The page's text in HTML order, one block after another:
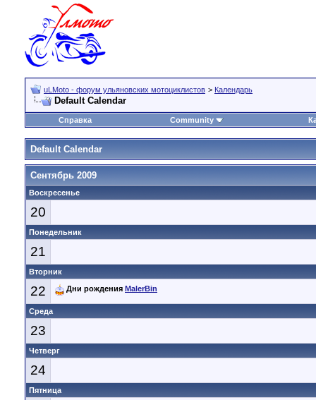
uLMoto - форум ульяновских мотоциклистов > Календарь
Default Calendar
Справка Community
Default Calendar
Сентябрь 2009
Воскресенье
20
Понедельник
21
Вторник
22 Дни рождения MalerBin
Среда
23
Четверг
24
Пятница